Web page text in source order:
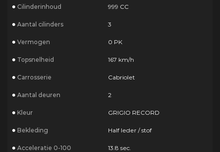
Cilinderinhoud 999 CC
Aantal cilinders 3
Vermogen 0 PK
Topsnelheid 167 km/h
Carrosserie Cabriolet
Aantal deuren 2
Kleur GRIGIO RECORD
Bekleding Half leder / stof
Acceleratie 0-100 13.8 sec.